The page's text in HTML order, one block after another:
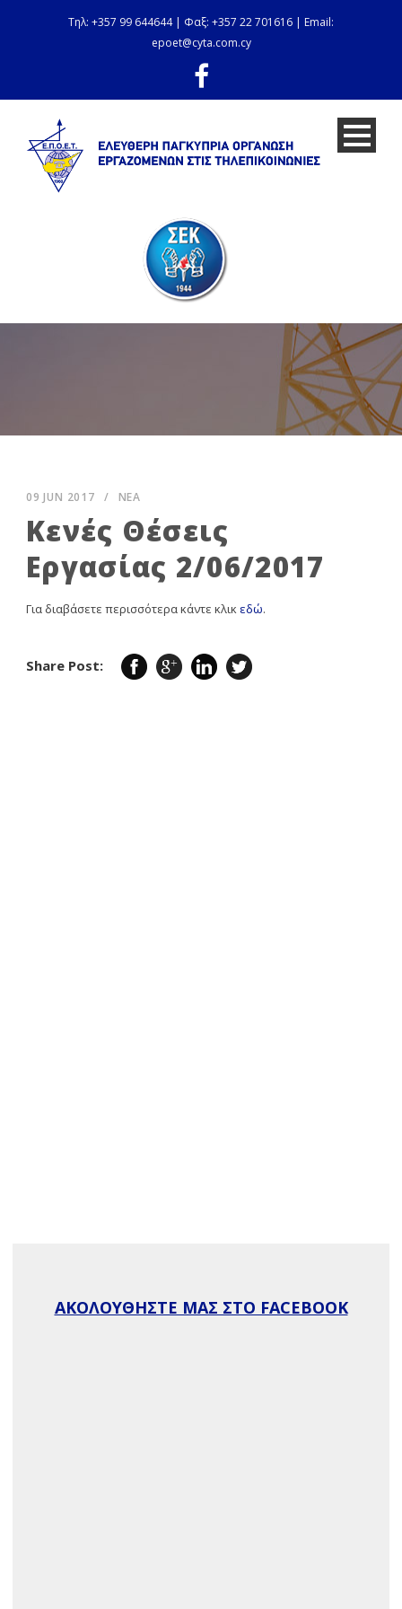
Τηλ: +357 99 644644 | Φαξ: +357 22 701616 | Email:
epoet@cyta.com.cy
09 JUN 2017 / ΝΕΑ
Κενές Θέσεις
Εργασίας 2/06/2017
Για διαβάσετε περισσότερα κάντε κλικ εδώ.
Share Post:
ΑΚΟΛΟΥΘΗΣΤΕ ΜΑΣ ΣΤΟ FACEBOOK